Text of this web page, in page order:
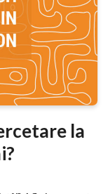
la